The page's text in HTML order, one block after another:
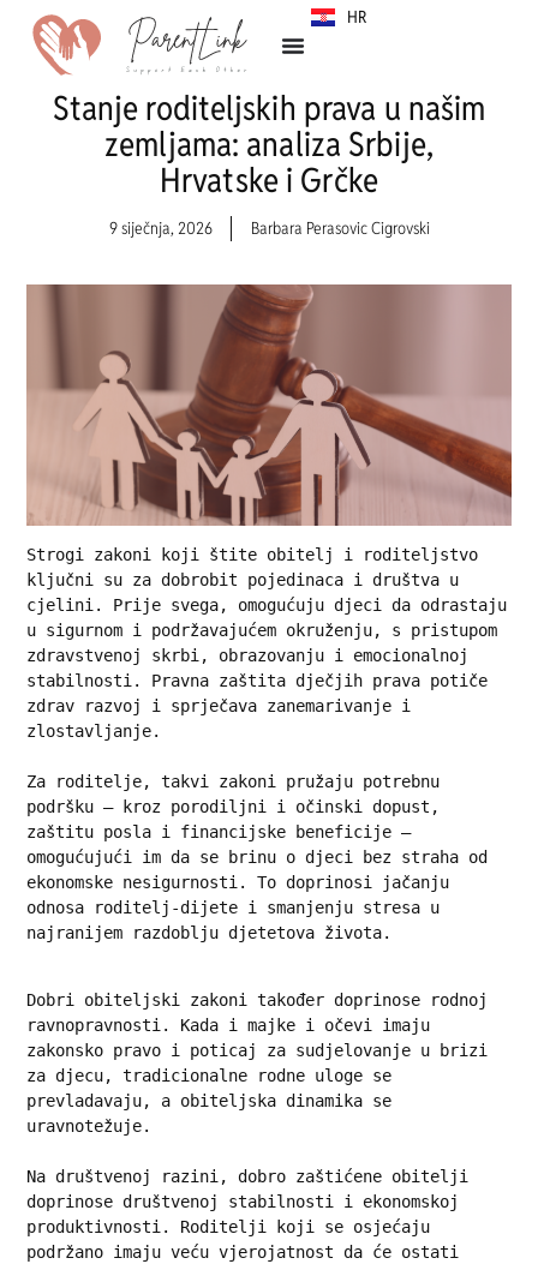
HR
SR
Stanje roditeljskih prava u našim
zemljama: analiza Srbije,
Hrvatske i Grčke
9 siječnja, 2026 Barbara Perasovic Cigrovski
Strogi zakoni koji štite obitelj i roditeljstvo
ključni su za dobrobit pojedinaca i društva u
cjelini. Prije svega, omogućuju djeci da odrastaju
u sigurnom i podržavajućem okruženju, s pristupom
zdravstvenoj skrbi, obrazovanju i emocionalnoj
stabilnosti. Pravna zaštita dječjih prava potiče
zdrav razvoj i sprječava zanemarivanje i
zlostavljanje.
Za roditelje, takvi zakoni pružaju potrebnu
podršku – kroz porodiljni i očinski dopust,
zaštitu posla i financijske beneficije –
omogućujući im da se brinu o djeci bez straha od
ekonomske nesigurnosti. To doprinosi jačanju
odnosa roditelj-dijete i smanjenju stresa u
najranijem razdoblju djetetova života.
Dobri obiteljski zakoni također doprinose rodnoj
ravnopravnosti. Kada i majke i očevi imaju
zakonsko pravo i poticaj za sudjelovanje u brizi
za djecu, tradicionalne rodne uloge se
prevladavaju, a obiteljska dinamika se
uravnotežuje.
Na društvenoj razini, dobro zaštićene obitelji
doprinose društvenoj stabilnosti i ekonomskoj
produktivnosti. Roditelji koji se osjećaju
podržano imaju veću vjerojatnost da će ostati